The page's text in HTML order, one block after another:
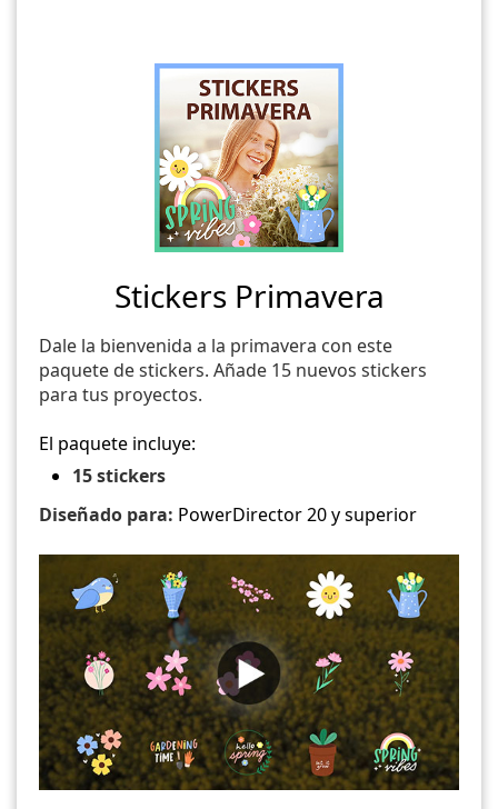
Stickers Primavera
Dale la bienvenida a la primavera con este
paquete de stickers. Añade 15 nuevos stickers
para tus proyectos.
El paquete incluye:
15 stickers
Diseñado para: PowerDirector 20 y superior